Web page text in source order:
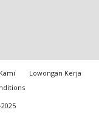
Lowongan Kerja